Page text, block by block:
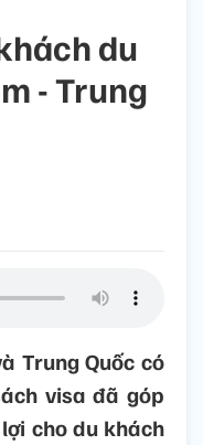
du
- Trung
Trung Quốc có
visa đã góp
cho du khách